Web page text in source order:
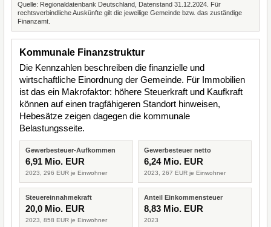
Quelle: Regionaldatenbank Deutschland, Datenstand 31.12.2024. Für
rechtsverbindliche Auskünfte gilt die jeweilige Gemeinde bzw. das zuständige
Finanzamt.
Kommunale Finanzstruktur
Die Kennzahlen beschreiben die finanzielle und
wirtschaftliche Einordnung der Gemeinde. Für Immobilien
ist das ein Makrofaktor: höhere Steuerkraft und Kaufkraft
können auf einen tragfähigeren Standort hinweisen,
Hebesätze zeigen dagegen die kommunale
Belastungsseite.
Gewerbesteuer-Aufkommen
6,91 Mio. EUR
2023, 296 EUR je Einwohner
Gewerbesteuer netto
6,24 Mio. EUR
2023, 267 EUR je Einwohner
Steuereinnahmekraft
20,0 Mio. EUR
2023, 858 EUR je Einwohner
Anteil Einkommensteuer
8,83 Mio. EUR
2023